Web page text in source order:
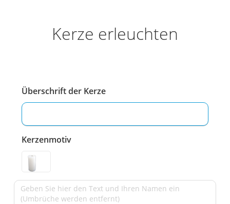
Kerze erleuchten
Überschrift der Kerze
Kerzenmotiv